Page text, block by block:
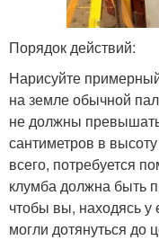
Порядок действий:
Нарисуйте
на земле обычной
не должны
сантиметров в
всего, потребуется
клумба должна быть
чтобы вы, находясь у
могли дотянуться до